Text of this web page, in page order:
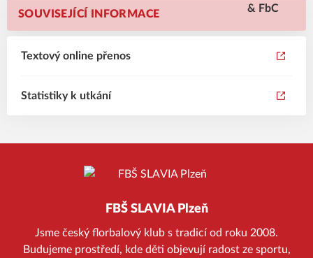
SOUVISEJÍCÍ INFORMACE
Textový online přenos
Statistiky k utkání
FBŠ SLAVIA Plzeň
Jsme český florbalový klub s tradicí od roku 2008.
Budujeme prostředí, kde děti objevují radost ze sportu,